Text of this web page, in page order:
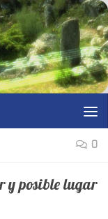
0
y posible lugar